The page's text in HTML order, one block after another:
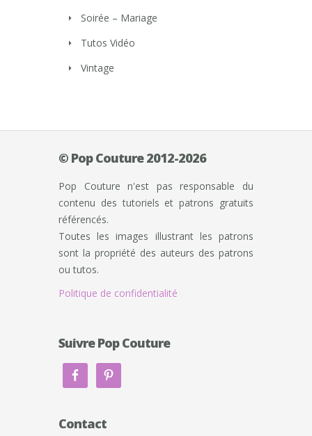
Soirée – Mariage
Tutos Vidéo
Vintage
© Pop Couture 2012-2026
Pop Couture n'est pas responsable du
contenu des tutoriels et patrons gratuits
référencés.
Toutes les images illustrant les patrons
sont la propriété des auteurs des patrons
ou tutos.
Politique de confidentialité
Suivre Pop Couture
Contact